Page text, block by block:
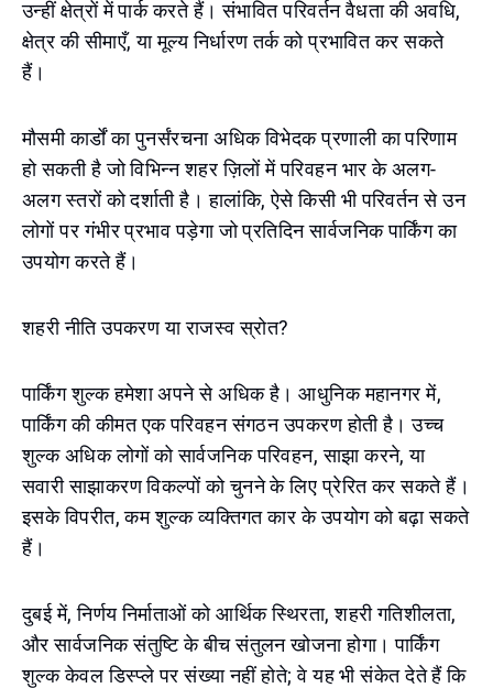
उन्हीं क्षेत्रों में पार्क करते हैं। संभावित परिवर्तन वैधता की अवधि,
क्षेत्र की सीमाएँ, या मूल्य निर्धारण तर्क को प्रभावित कर सकते
हैं।
मौसमी कार्डों का पुनर्संरचना अधिक विभेदक प्रणाली का परिणाम
हो सकती है जो विभिन्न शहर ज़िलों में परिवहन भार के अलग-
अलग स्तरों को दर्शाती है। हालांकि, ऐसे किसी भी परिवर्तन से उन
लोगों पर गंभीर प्रभाव पड़ेगा जो प्रतिदिन सार्वजनिक पार्किंग का
उपयोग करते हैं।
शहरी नीति उपकरण या राजस्व स्रोत?
पार्किंग शुल्क हमेशा अपने से अधिक है। आधुनिक महानगर में,
पार्किंग की कीमत एक परिवहन संगठन उपकरण होती है। उच्च
शुल्क अधिक लोगों को सार्वजनिक परिवहन, साझा करने, या
सवारी साझाकरण विकल्पों को चुनने के लिए प्रेरित कर सकते हैं।
इसके विपरीत, कम शुल्क व्यक्तिगत कार के उपयोग को बढ़ा सकते
हैं।
दुबई में, निर्णय निर्माताओं को आर्थिक स्थिरता, शहरी गतिशीलता,
और सार्वजनिक संतुष्टि के बीच संतुलन खोजना होगा। पार्किंग
शुल्क केवल डिस्प्ले पर संख्या नहीं होते; वे यह भी संकेत देते हैं कि